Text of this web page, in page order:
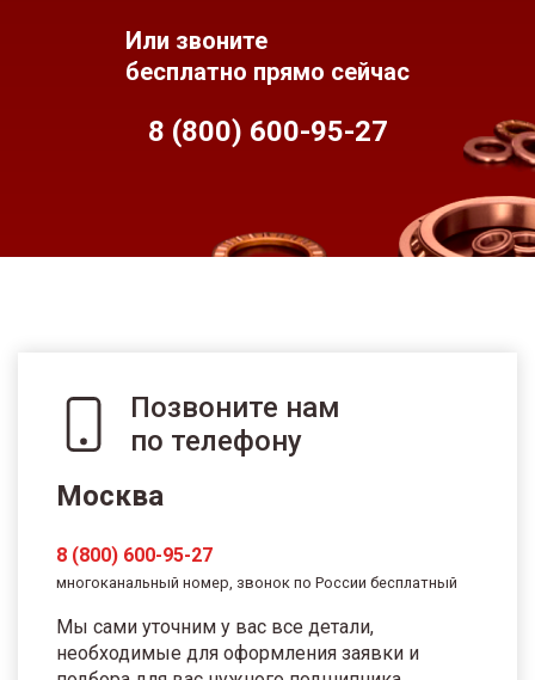
Или звоните
бесплатно прямо сейчас
8 (800) 600-95-27
Позвоните нам
по телефону
Москва
8 (800) 600-95-27
многоканальный номер, звонок по России бесплатный
Мы сами уточним у вас все детали,
необходимые для оформления заявки и